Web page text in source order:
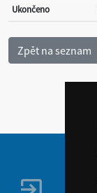
Ukončeno